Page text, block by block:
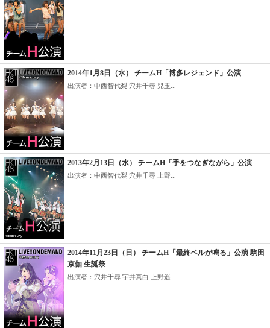
2014年1月8日（水） チームH「博多レジェンド」公演
出演者：中西智代梨 穴井千尋 兒玉...
2013年2月13日（水） チームH「手をつなぎながら」公演
出演者：中西智代梨 穴井千尋 上野...
2014年11月23日（日） チームH「最終ベルが鳴る」公演 駒田
京伽 生誕祭
出演者：穴井千尋 宇井真白 上野遥...